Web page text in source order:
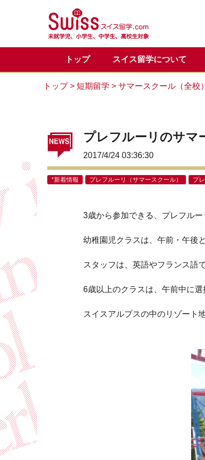
トップ スイス留学について
スイス留学の魅力
正規留学
メディア掲載一覧
代表からのご挨拶
正規留学Q&A
お問い合わせ
トップ> 短期留学 > サマースクール（全校）
プレフルーリのサマ
2017/4/24 03:36:30
*新着情報 プレフルーリ（サマースクール） プ
3歳から参加できる、プレフル
幼稚園児クラスは、午前・午後
スタッフは、英語やフランス語
6歳以上のクラスは、午前中に選
スイスアルプスの中のリゾート